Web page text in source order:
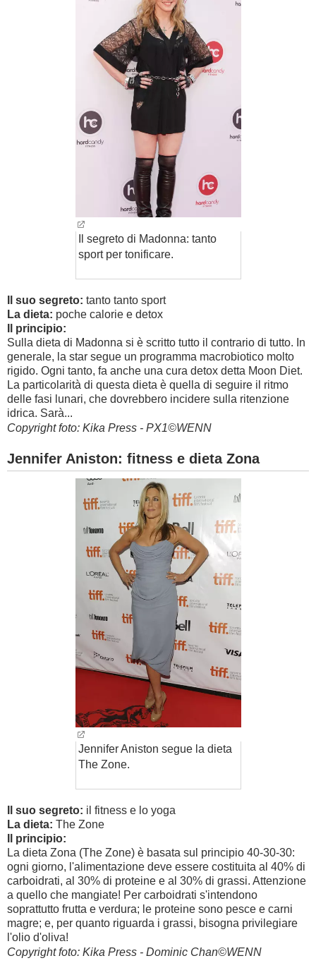
Il segreto di Madonna: tanto
sport per tonificare.
Il suo segreto: tanto tanto sport
La dieta: poche calorie e detox
Il principio:
Sulla dieta di Madonna si è scritto tutto il contrario di tutto. In
generale, la star segue un programma macrobiotico molto
rigido. Ogni tanto, fa anche una cura detox detta Moon Diet.
La particolarità di questa dieta è quella di seguire il ritmo
delle fasi lunari, che dovrebbero incidere sulla ritenzione
idrica. Sarà...
Copyright foto: Kika Press - PX1©WENN
Jennifer Aniston: fitness e dieta Zona
Jennifer Aniston segue la dieta
The Zone.
Il suo segreto: il fitness e lo yoga
La dieta: The Zone
Il principio:
La dieta Zona (The Zone) è basata sul principio 40-30-30:
ogni giorno, l'alimentazione deve essere costituita al 40% di
carboidrati, al 30% di proteine e al 30% di grassi. Attenzione
a quello che mangiate! Per carboidrati s'intendono
soprattutto frutta e verdura; le proteine sono pesce e carni
magre; e, per quanto riguarda i grassi, bisogna privilegiare
l'olio d'oliva!
Copyright foto: Kika Press - Dominic Chan©WENN